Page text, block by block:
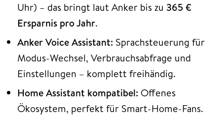
Uhr) – das bringt laut Anker bis zu 365 €
Ersparnis pro Jahr.
Anker Voice Assistant: Sprachsteuerung für
Modus-Wechsel, Verbrauchsabfrage und
Einstellungen – komplett freihändig.
Home Assistant kompatibel: Offenes
Ökosystem, perfekt für Smart-Home-Fans.